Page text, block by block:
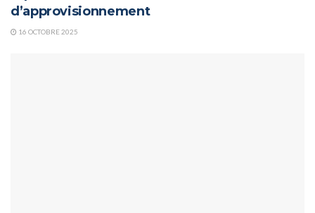
d’approvisionnement
16 OCTOBRE 2025